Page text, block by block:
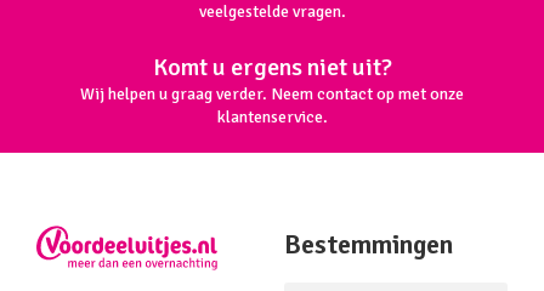
veelgestelde vragen.
Komt u ergens niet uit?
Wij helpen u graag verder. Neem contact op met onze
klantenservice.
Bestemmingen